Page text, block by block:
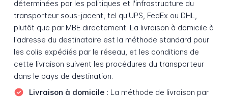
déterminées par les politiques et l'infrastructure du
transporteur sous-jacent, tel qu'UPS, FedEx ou DHL,
plutôt que par MBE directement. La livraison à domicile à
l'adresse du destinataire est la méthode standard pour
les colis expédiés par le réseau, et les conditions de
cette livraison suivent les procédures du transporteur
dans le pays de destination.
Livraison à domicile : La méthode de livraison par